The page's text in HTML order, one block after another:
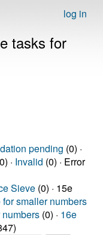
log in
tasks for
pending (0) ·
· Invalid (0) · Error
Sieve(0) · 15e
smaller numbers
(0) · 16e